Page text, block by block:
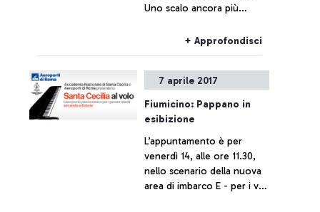
Uno scalo ancora più
all’ingresso della
piattaforma digitale tra i
metodi di pagamento.
+ Approfondisci
7 aprile 2017
Fiumicino: Pappano in
esibizione
L’appuntamento è per
venerdì 14, alle ore 11.30,
nello scenario della nuova
area di imbarco E - per i voli